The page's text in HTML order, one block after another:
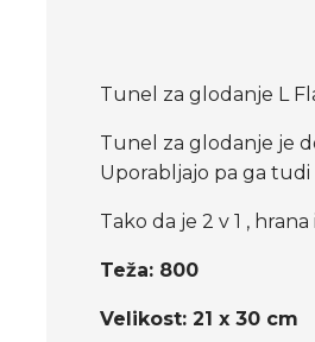
Tunel za glodanje L
Tunel za glodanje je
Uporabljajo pa ga tudi
Tako da je 2 v 1 ,
Teža: 800
Velikost: 21 x 30 cm